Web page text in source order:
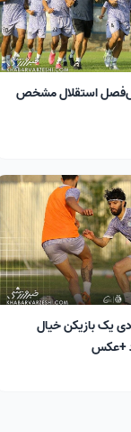
استقلال مشخص
یک بازیکن خیال
+عکس